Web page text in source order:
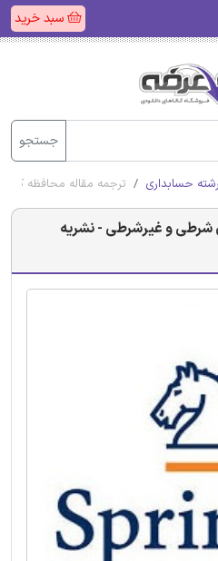
سبد خرید
جستجو
حسابداری ترجمه مقاله محافظه
شرطی و غیرشرطی - نشریه